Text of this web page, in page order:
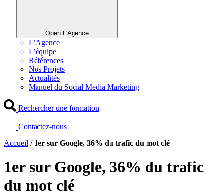
Open L'Agence
L’Agence
L’équipe
Références
Nos Projets
Actualités
Manuel du Social Media Marketing
Rechercher une formation
Contactez-nous
Accueil / 1er sur Google, 36% du trafic du mot clé
1er sur Google, 36% du trafic
du mot clé